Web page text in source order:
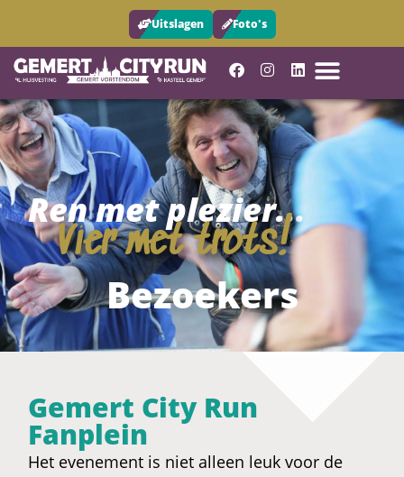
Uitslagen Foto's
Ren met plezier...
Vier met trots!
Bezoekers
Gemert City Run
Fanplein
Het evenement is niet alleen leuk voor de